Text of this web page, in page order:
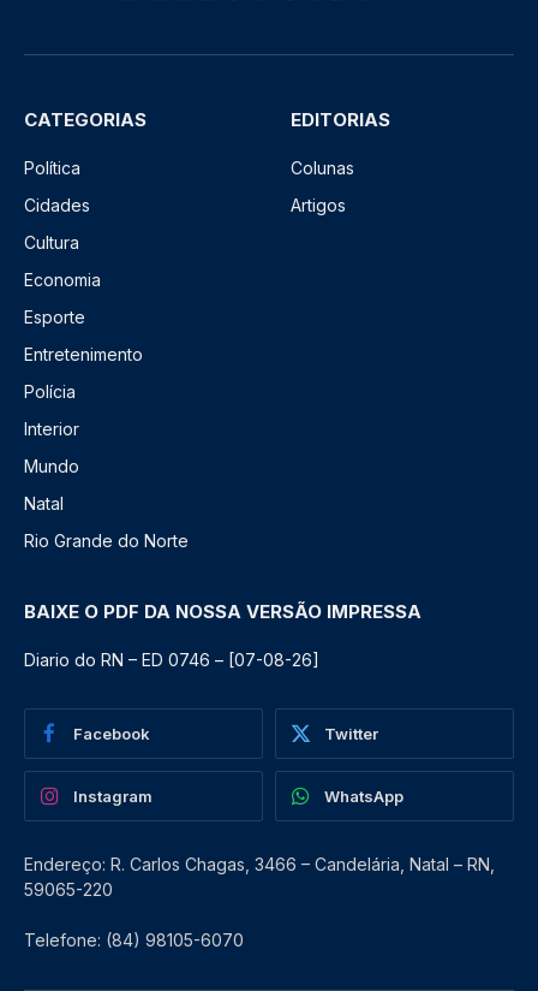
CATEGORIAS
Política
Cidades
Cultura
Economia
Esporte
Entretenimento
Polícia
Interior
Mundo
Natal
Rio Grande do Norte
EDITORIAS
Colunas
Artigos
BAIXE O PDF DA NOSSA VERSÃO IMPRESSA
Diario do RN – ED 0746 – [07-08-26]
Facebook Twitter
Instagram WhatsApp
Endereço: R. Carlos Chagas, 3466 – Candelária, Natal – RN,
59065-220
Telefone: (84) 98105-6070